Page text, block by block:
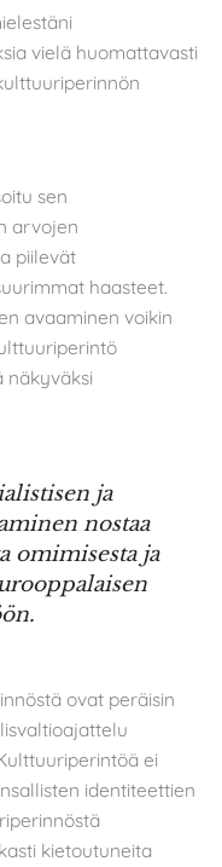
vielä huomattavasti
sen
arvojen
piilevät
haasteet.
avaaminen voikin
näkyväksi
ja
nostaa
omimisesta ja
ovat peräisin
ei
identiteettien
kietoutuneita